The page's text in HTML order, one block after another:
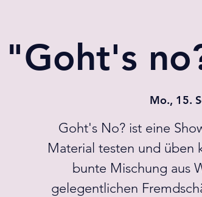
"Goht's
Mo., 15.
Goht's No? ist eine
Material testen und üben
bunte Mischung aus
gelegentlichen